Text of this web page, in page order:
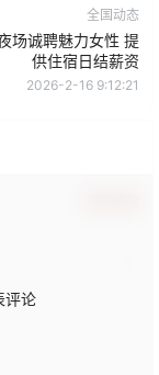
全国动态
场诚聘魅力女性 提
供住宿日结薪资
2026-2-16 9:12:21
评论